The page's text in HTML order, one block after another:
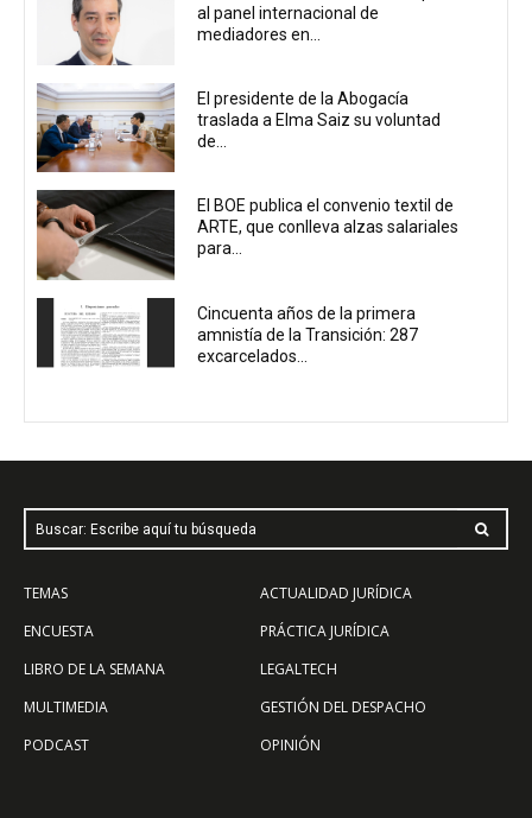
al panel internacional de
mediadores en...
El presidente de la Abogacía
traslada a Elma Saiz su voluntad
de...
El BOE publica el convenio textil de
ARTE, que conlleva alzas salariales
para...
Cincuenta años de la primera
amnistía de la Transición: 287
excarcelados...
Buscar: Escribe aquí tu búsqueda
TEMAS
ENCUESTA
LIBRO DE LA SEMANA
MULTIMEDIA
PODCAST
ACTUALIDAD JURÍDICA
PRÁCTICA JURÍDICA
LEGALTECH
GESTIÓN DEL DESPACHO
OPINIÓN